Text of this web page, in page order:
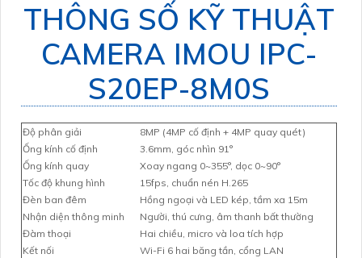
THÔNG SỐ KỸ THUẬT
CAMERA IMOU IPC-
S20EP-8M0S
Độ phân giải
8MP (4MP cố định + 4MP quay quét)
Ống kính cố định
3.6mm, góc nhìn 91°
Ống kính quay
Xoay ngang 0~355°, dọc 0~90°
Tốc độ khung hình
15fps, chuẩn nén H.265
Đèn ban đêm
Hồng ngoại và LED kép, tầm xa 15m
Nhận diện thông minh
Người, thú cưng, âm thanh bất thường
Đàm thoại
Hai chiều, micro và loa tích hợp
Kết nối
Wi-Fi 6 hai băng tần, cổng LAN